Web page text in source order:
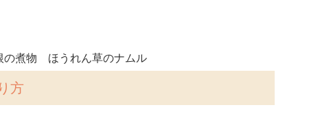
煮物 ほうれん草のナムル
方